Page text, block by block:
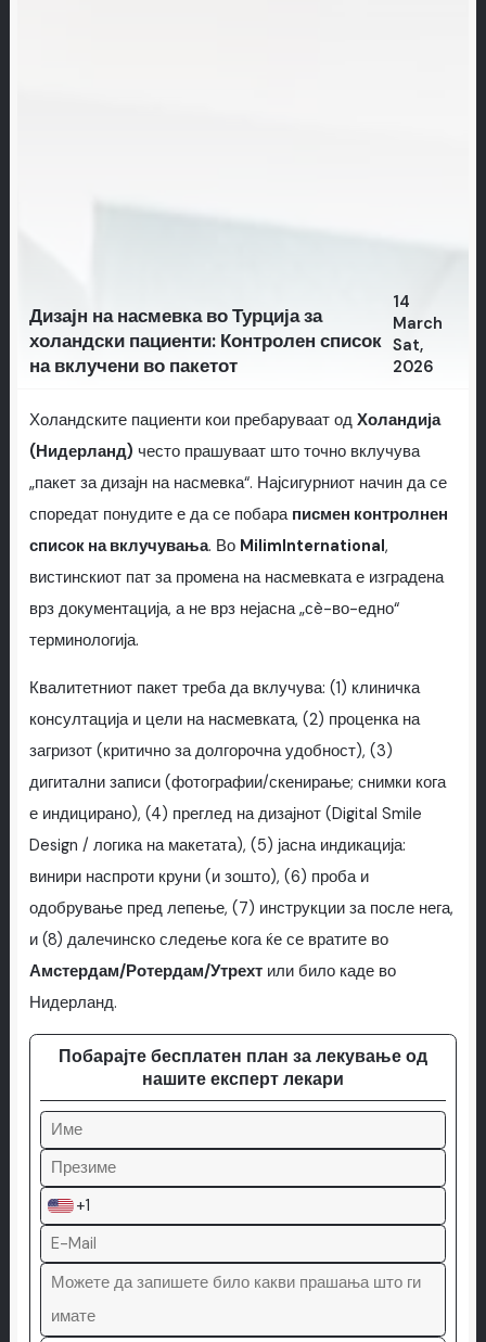
Дизајн на насмевка во Турција за
холандски пациенти: Контролен список
на вклучени во пакетот
14
March
Sat,
2026
Холандските пациенти кои пребаруваат од Холандија
(Нидерланд) често прашуваат што точно вклучува
„пакет за дизајн на насмевка“. Најсигурниот начин да се
споредат понудите е да се побара писмен контролнен
список на вклучувања. Во MilimInternational,
вистинскиот пат за промена на насмевката е изградена
врз документација, а не врз нејасна „сè-во-едно“
терминологија.
Квалитетниот пакет треба да вклучува: (1) клиничка
консултација и цели на насмевката, (2) проценка на
загризот (критично за долгорочна удобност), (3)
дигитални записи (фотографии/скенирање; снимки кога
е индицирано), (4) преглед на дизајнот (Digital Smile
Design / логика на макетата), (5) јасна индикација:
винири наспроти круни (и зошто), (6) проба и
одобрување пред лепење, (7) инструкции за после нега,
и (8) далечинско следење кога ќе се вратите во
Амстердам/Ротердам/Утрехтили било каде во
Нидерланд.
Побарајте бесплатен план за лекување од
нашите експерт лекари
+1